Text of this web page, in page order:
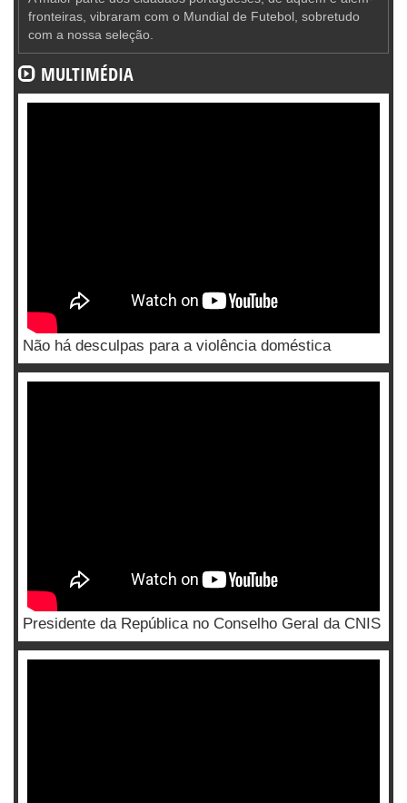
fronteiras, vibraram com o Mundial de Futebol, sobretudo
com a nossa seleção.
MULTIMÉDIA
Não há desculpas para a violência doméstica
Presidente da República no Conselho Geral da CNIS